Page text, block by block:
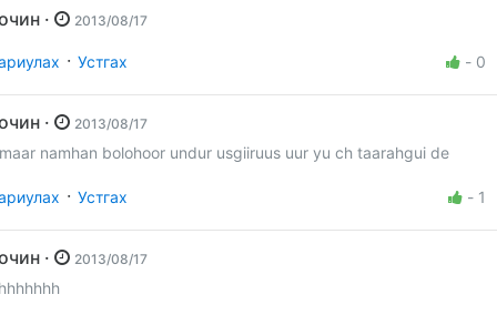
Зочин · 2013/08/17
· Устгах - 0
Зочин · 2013/08/17
namhan bolohoor undur usgiiruus uur yu ch taarahgui de
· Устгах - 1
Зочин · 2013/08/17